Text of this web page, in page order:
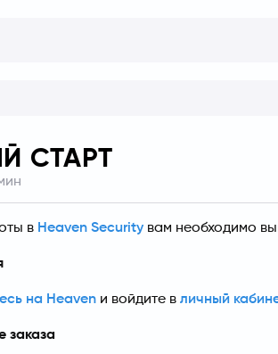
СТАРТ
в Heaven Security вам необходимо
на Heaven и войдите в личный
заказа